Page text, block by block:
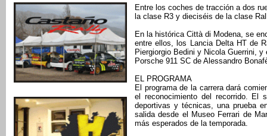
Entre los coches de tracción a dos
la clase R3 y dieciséis de la clase
En la histórica Città di Modena, se
entre ellos, los Lancia Delta HT de
Piergiorgio Bedini y Nicola Guerrini,
Porsche 911 SC de Alessandro
EL PROGRAMA
El programa de la carrera dará
el reconocimiento del recorrido. El
deportivas y técnicas, una prueba
salida desde el Museo Ferrari de
más esperados de la temporada.